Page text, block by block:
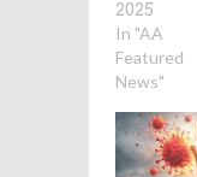
2025
In "AA
Featured
News"